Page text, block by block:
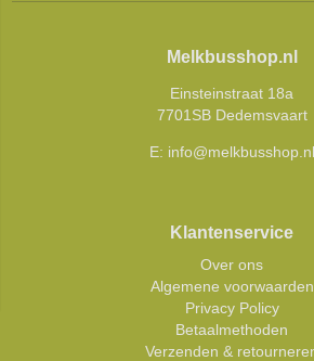
Melkbusshop.nl
Einsteinstraat 18a
7701SB Dedemsvaart
E: info@melkbusshop.nl
Klantenservice
Over ons
Algemene voorwaarden
Privacy Policy
Betaalmethoden
Verzenden &